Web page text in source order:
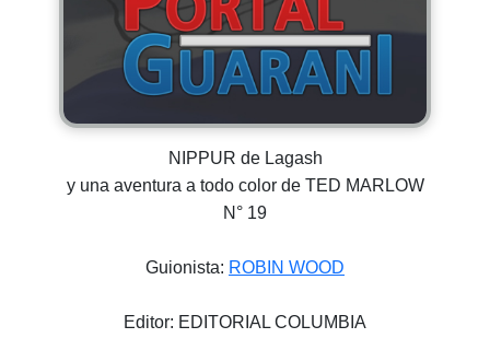
NIPPUR de Lagash
y una aventura a todo color de TED MARLOW
N° 19
Guionista: ROBIN WOOD
Editor: EDITORIAL COLUMBIA